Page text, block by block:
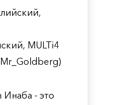
MULTi4
Инаба - это